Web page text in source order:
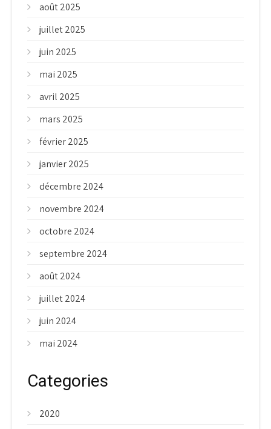
août 2025
juillet 2025
juin 2025
mai 2025
avril 2025
mars 2025
février 2025
janvier 2025
décembre 2024
novembre 2024
octobre 2024
septembre 2024
août 2024
juillet 2024
juin 2024
mai 2024
Categories
2020